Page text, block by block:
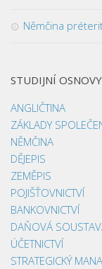
Němčina
STUDIJNÍ
ANGLIČTINA
ZÁKLADY
NĚMČINA
DĚJEPIS
ZEMĚPIS
POJIŠŤOVNICTVÍ
BANKOVNICTVÍ
DAŇOVÁ
ÚČETNICTVÍ
STRATEGICKÝ